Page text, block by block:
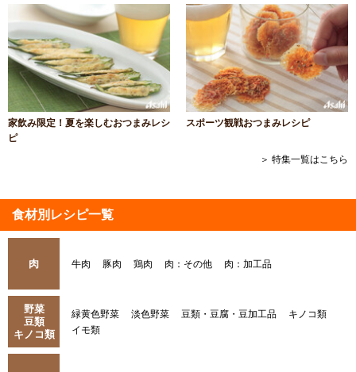
家飲み限定！夏を楽しむおつまみレシ
ピ
スポーツ観戦おつまみレシピ
＞ 特集一覧はこちら
食材別レシピ一覧
肉 牛肉 豚肉 鶏肉 肉：その他 肉：加工品
野菜
豆類
キノコ類
緑黄色野菜 淡色野菜 豆類・豆腐・豆加工品
キノコ類
イモ類